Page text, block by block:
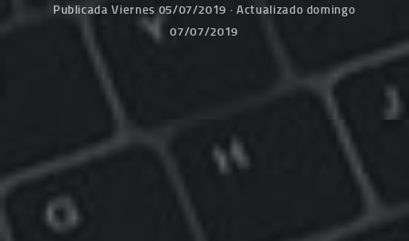
PublicadaViernes 05/07/2019 · Actualizado domingo
07/07/2019